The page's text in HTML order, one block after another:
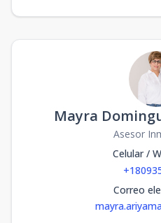
Mayra
Asesor
Celular /
Correo